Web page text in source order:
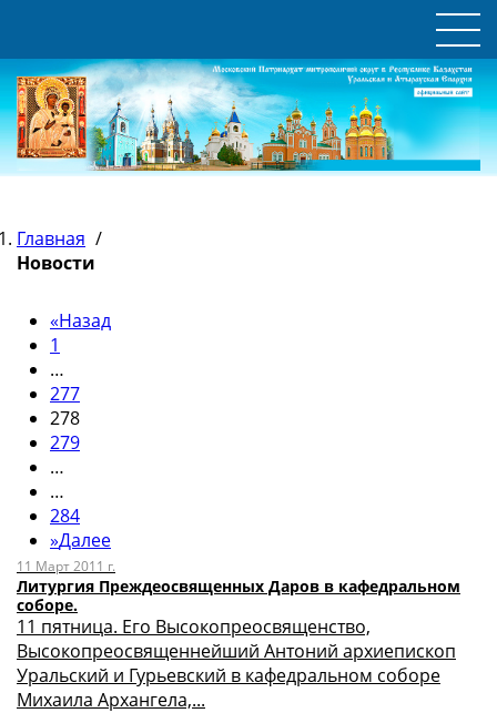
Главная /
Новости
«Назад
1
…
277
278
279
…
…
284
»Далее
11 Март 2011 г.
Литургия Преждеосвященных Даров в кафедральном
соборе.
11 пятница. Его Высокопреосвященство,
Высокопреосвященнейший Антоний архиепископ
Уральский и Гурьевский в кафедральном соборе
Михаила Архангела,...